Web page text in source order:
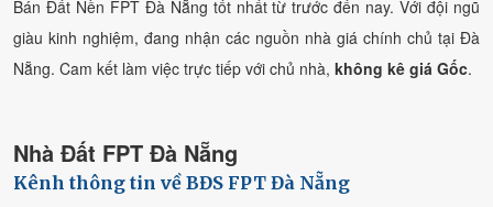
Bán Đất Nền FPT Đà Nẵng tốt nhất từ trước đến nay. Với đội ngũ
giàu kinh nghiệm, đang nhận các nguồn nhà giá chính chủ tại Đà
Nẵng. Cam kết làm việc trực tiếp với chủ nhà, không kê giá Gốc.
Nhà Đất FPT Đà Nẵng
Kênh thông tin về BĐS FPT Đà Nẵng